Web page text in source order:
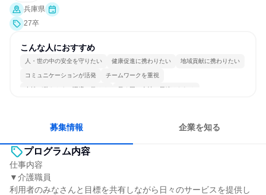
兵庫県
27卒
こんな人におすすめ
人・世の中の安全を守りたい 健康促進に携わりたい 地域貢献に携わりたい
コミュニケーションが活発 チームワークを重視
女性が働きやすい環境で働ける 長く同じ会社に居続けられる
募集情報 企業を知る
プログラム内容
仕事内容
▼介護職員
利用者のみなさんと目標を共有しながら日々のサービスを提供し